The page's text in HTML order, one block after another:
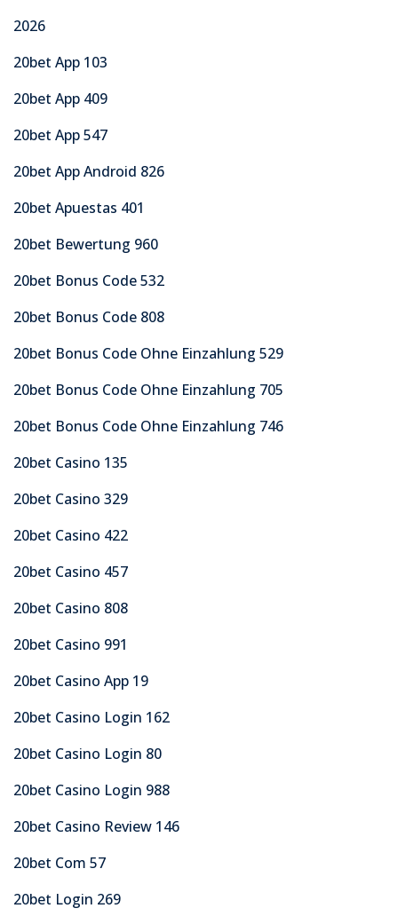
2026
20bet App 103
20bet App 409
20bet App 547
20bet App Android 826
20bet Apuestas 401
20bet Bewertung 960
20bet Bonus Code 532
20bet Bonus Code 808
20bet Bonus Code Ohne Einzahlung 529
20bet Bonus Code Ohne Einzahlung 705
20bet Bonus Code Ohne Einzahlung 746
20bet Casino 135
20bet Casino 329
20bet Casino 422
20bet Casino 457
20bet Casino 808
20bet Casino 991
20bet Casino App 19
20bet Casino Login 162
20bet Casino Login 80
20bet Casino Login 988
20bet Casino Review 146
20bet Com 57
20bet Login 269